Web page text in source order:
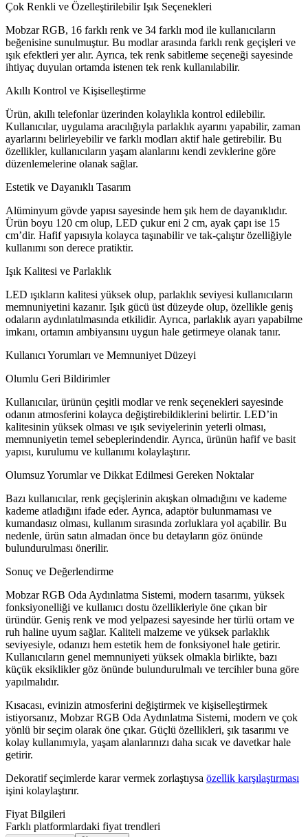
Çok Renkli ve Özelleştirilebilir Işık Seçenekleri
Mobzar RGB, 16 farklı renk ve 34 farklı mod ile kullanıcıların
beğenisine sunulmuştur. Bu modlar arasında farklı renk geçişleri ve
ışık efektleri yer alır. Ayrıca, tek renk sabitleme seçeneği sayesinde
ihtiyaç duyulan ortamda istenen tek renk kullanılabilir.
Akıllı Kontrol ve Kişiselleştirme
Ürün, akıllı telefonlar üzerinden kolaylıkla kontrol edilebilir.
Kullanıcılar, uygulama aracılığıyla parlaklık ayarını yapabilir, zaman
ayarlarını belirleyebilir ve farklı modları aktif hale getirebilir. Bu
özellikler, kullanıcıların yaşam alanlarını kendi zevklerine göre
düzenlemelerine olanak sağlar.
Estetik ve Dayanıklı Tasarım
Alüminyum gövde yapısı sayesinde hem şık hem de dayanıklıdır.
Ürün boyu 120 cm olup, LED çukur eni 2 cm, ayak çapı ise 15
cm’dir. Hafif yapısıyla kolayca taşınabilir ve tak-çalıştır özelliğiyle
kullanımı son derece pratiktir.
Işık Kalitesi ve Parlaklık
LED ışıkların kalitesi yüksek olup, parlaklık seviyesi kullanıcıların
memnuniyetini kazanır. Işık gücü üst düzeyde olup, özellikle geniş
odaların aydınlatılmasında etkilidir. Ayrıca, parlaklık ayarı yapabilme
imkanı, ortamın ambiyansını uygun hale getirmeye olanak tanır.
Kullanıcı Yorumları ve Memnuniyet Düzeyi
Olumlu Geri Bildirimler
Kullanıcılar, ürünün çeşitli modlar ve renk seçenekleri sayesinde
odanın atmosferini kolayca değiştirebildiklerini belirtir. LED’in
kalitesinin yüksek olması ve ışık seviyelerinin yeterli olması,
memnuniyetin temel sebeplerindendir. Ayrıca, ürünün hafif ve basit
yapısı, kurulumu ve kullanımı kolaylaştırır.
Olumsuz Yorumlar ve Dikkat Edilmesi Gereken Noktalar
Bazı kullanıcılar, renk geçişlerinin akışkan olmadığını ve kademe
kademe atladığını ifade eder. Ayrıca, adaptör bulunmaması ve
kumandasız olması, kullanım sırasında zorluklara yol açabilir. Bu
nedenle, ürün satın almadan önce bu detayların göz önünde
bulundurulması önerilir.
Sonuç ve Değerlendirme
Mobzar RGB Oda Aydınlatma Sistemi, modern tasarımı, yüksek
fonksiyonelliği ve kullanıcı dostu özellikleriyle öne çıkan bir
üründür. Geniş renk ve mod yelpazesi sayesinde her türlü ortam ve
ruh haline uyum sağlar. Kaliteli malzeme ve yüksek parlaklık
seviyesiyle, odanızı hem estetik hem de fonksiyonel hale getirir.
Kullanıcıların genel memnuniyeti yüksek olmakla birlikte, bazı
küçük eksiklikler göz önünde bulundurulmalı ve tercihler buna göre
yapılmalıdır.
Kısacası, evinizin atmosferini değiştirmek ve kişiselleştirmek
istiyorsanız, Mobzar RGB Oda Aydınlatma Sistemi, modern ve çok
yönlü bir seçim olarak öne çıkar. Güçlü özellikleri, şık tasarımı ve
kolay kullanımıyla, yaşam alanlarınızı daha sıcak ve davetkar hale
getirir.
Dekoratif seçimlerde karar vermek zorlaştıysa özellik karşılaştırması
işini kolaylaştırır.
Fiyat Bilgileri
Farklı platformlardaki fiyat trendleri